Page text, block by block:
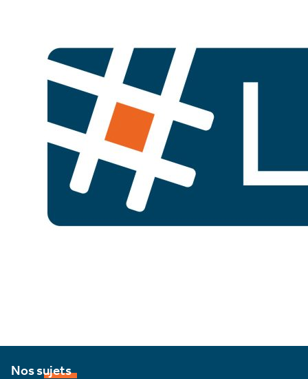
Nos sujets